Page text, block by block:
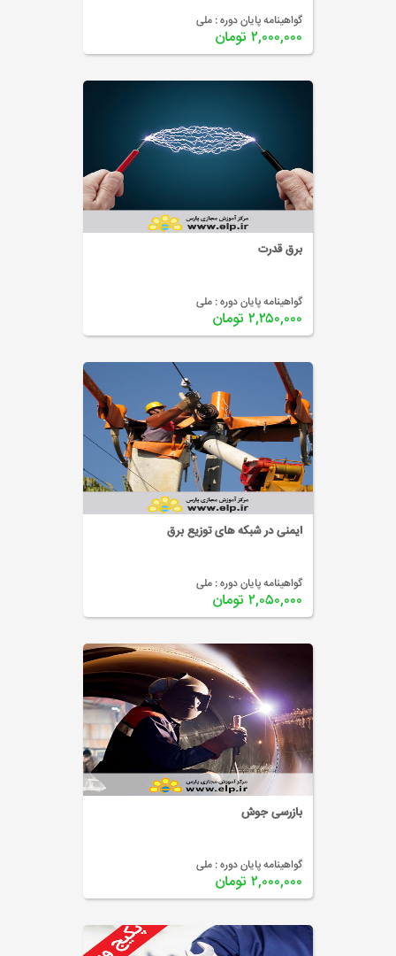
گواهینامه پایان دوره : ملی
۲,۰۰۰,۰۰۰ تومان
برق قدرت
گواهینامه پایان دوره : ملی
۲,۲۵۰,۰۰۰ تومان
ایمنی در شبکه های توزیع برق
گواهینامه پایان دوره : ملی
۲,۰۵۰,۰۰۰ تومان
بازرسی جوش
گواهینامه پایان دوره : ملی
۲,۰۰۰,۰۰۰ تومان